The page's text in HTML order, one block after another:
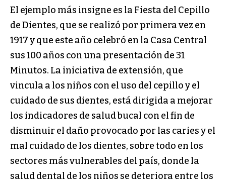
El ejemplo más insigne es la Fiesta del Cepillo
de Dientes, que se realizó por primera vez en
1917 y que este año celebró en la Casa Central
sus 100 años con una presentación de 31
Minutos. La iniciativa de extensión, que
vincula a los niños con el uso del cepillo y el
cuidado de sus dientes, está dirigida a mejorar
los indicadores de salud bucal con el fin de
disminuir el daño provocado por las caries y el
mal cuidado de los dientes, sobre todo en los
sectores más vulnerables del país, donde la
salud dental de los niños se deteriora entre los